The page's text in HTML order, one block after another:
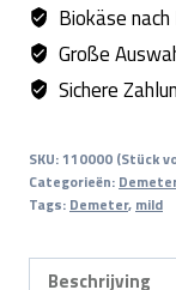
Biokäse
Große
Sichere
SKU: 110000 (Stück
Categorieën: Demeter
Tags: Demeter, mild
Beschrijving